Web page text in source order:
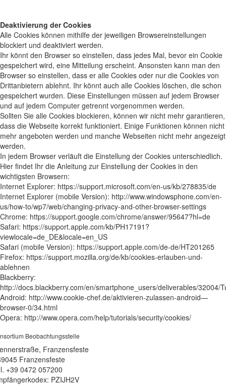
Deaktivierung der Cookies
Alle Cookies können mithilfe der jeweiligen Browsereinstellungen
blockiert und deaktiviert werden.
Ihr könnt den Browser so einstellen, dass jedes Mal, bevor ein Cookie
gespeichert wird, eine Mitteilung erscheint. Ansonsten kann man den
Browser so einstellen, dass er alle Cookies oder nur die Cookies von
Drittanbietern ablehnt. Ihr könnt auch alle Cookies löschen, die schon
gespeichert wurden. Diese Einstellungen müssen auf jedem Browser
und auf jedem Computer getrennt vorgenommen werden.
Sollten Sie alle Cookies blockieren, können wir nicht mehr garantieren,
dass die Webseite korrekt funktioniert. Einige Funktionen können nicht
mehr angeboten werden und manche Webseiten nicht mehr angezeigt
werden.
In jedem Browser verläuft die Einstellung der Cookies unterschiedlich.
Hier findet Ihr die Anleitung zur Einstellung der Cookies in den
wichtigsten Browsern:
Internet Explorer: https://support.microsoft.com/en-us/kb/278835/de
Internet Explorer (mobile Version): http://www.windowsphone.com/en-
us/how-to/wp7/web/changing-privacy-and-other-browser-settings
Chrome: https://support.google.com/chrome/answer/95647?hl=de
Safari: https://support.apple.com/kb/PH17191?
viewlocale=de_DE&locale=en_US
Safari (mobile Version): https://support.apple.com/de-de/HT201265
Firefox: https://support.mozilla.org/de/kb/cookies-erlauben-und-
ablehnen
Blackberry:
http://docs.blackberry.com/en/smartphone_users/deliverables/
Android: http://www.cookie-chef.de/aktivieren-zulassen-android—
browser-0/34.html
Opera: http://www.opera.com/help/tutorials/security/cookies/
Beobachtungsstelle
Franzensfeste
Franzensfeste
+39 0472 057200
PZIJH2V